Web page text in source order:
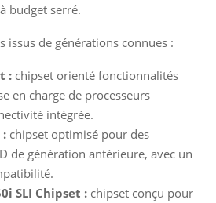
budget serré.
issus de générations connues :
: chipset orienté fonctionnalités
en charge de processeurs
intégrée.
: chipset optimisé pour des
de génération antérieure, avec un
SLI Chipset : chipset conçu pour